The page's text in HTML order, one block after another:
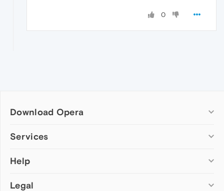
0
Download Opera
Computer browsers
Opera for Mac
Opera beta version
Services
Add-ons
Wallpapers
Help
Help & support
Legal